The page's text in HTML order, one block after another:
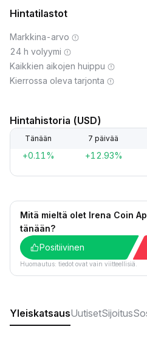
Hintatilastot
Markkina-arvo
24 h volyymi
Kaikkien aikojen huippu
Kierrossa oleva tarjonta
Hintahistoria (USD)
Tänään 7 päivää
+0.11% +12.93%
Mitä mieltä olet Irena Coin
tänään?
Positiivinen
Huomautus: tiedot ovat vain viitteellisiä.
YleiskatsausUutisetSijoitus